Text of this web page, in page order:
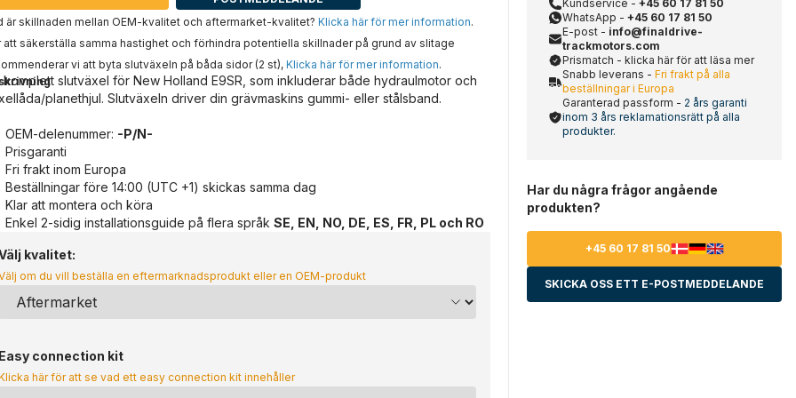
är skillnaden mellan OEM-kvalitet och aftermarket-kvalitet? Klicka här för mer information.
att säkerställa samma hastighet och förhindra potentiella skillnader på grund av slitage
vi att byta slutväxeln på båda sidor (2 st), Klicka här för mer information.
komplett slutväxel för New Holland E9SR, som inkluderar både hydraulmotor och
planethjul. Slutväxeln driver din grävmaskins gummi- eller stålsband.
OEM-delenummer: -P/N-
Prisgaranti
Fri frakt inom Europa
Beställningar före 14:00 (UTC +1) skickas samma dag
Klar att montera och köra
Enkel 2-sidig installationsguide på flera språk SE, EN, NO, DE, ES, FR, PL och RO
kvalitet:
om du vill beställa en eftermarknadsprodukt eller en OEM-produkt
Easy connection kit
här för att se vad ett easy connection kit innehåller
Kundservice - +45 60 17 81 50
WhatsApp - +45 60 17 81 50
E-post - info@finaldrive-
trackmotors.com
Prismatch - klicka här för att läsa mer
Snabb leverans - Fri frakt på alla
beställningar i Europa
Garanterad passform - 2 års garanti
inom 3 års reklamationsrätt på alla
produkter.
Har du några frågor angående
produkten?
+45 60 17 81 50
SKICKA OSS ETT E-POSTMEDDELANDE